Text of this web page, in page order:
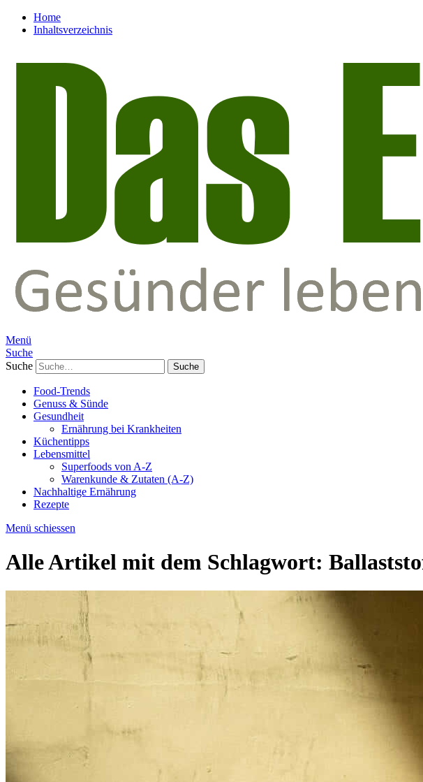
Home
Inhaltsverzeichnis
Menü
Suche
Suche
Food-Trends
Genuss & Sünde
Gesundheit
Ernährung bei Krankheiten
Küchentipps
Lebensmittel
Superfoods von A-Z
Warenkunde & Zutaten (A-Z)
Nachhaltige Ernährung
Rezepte
Menü schiessen
Alle Artikel mit dem Schlagwort: